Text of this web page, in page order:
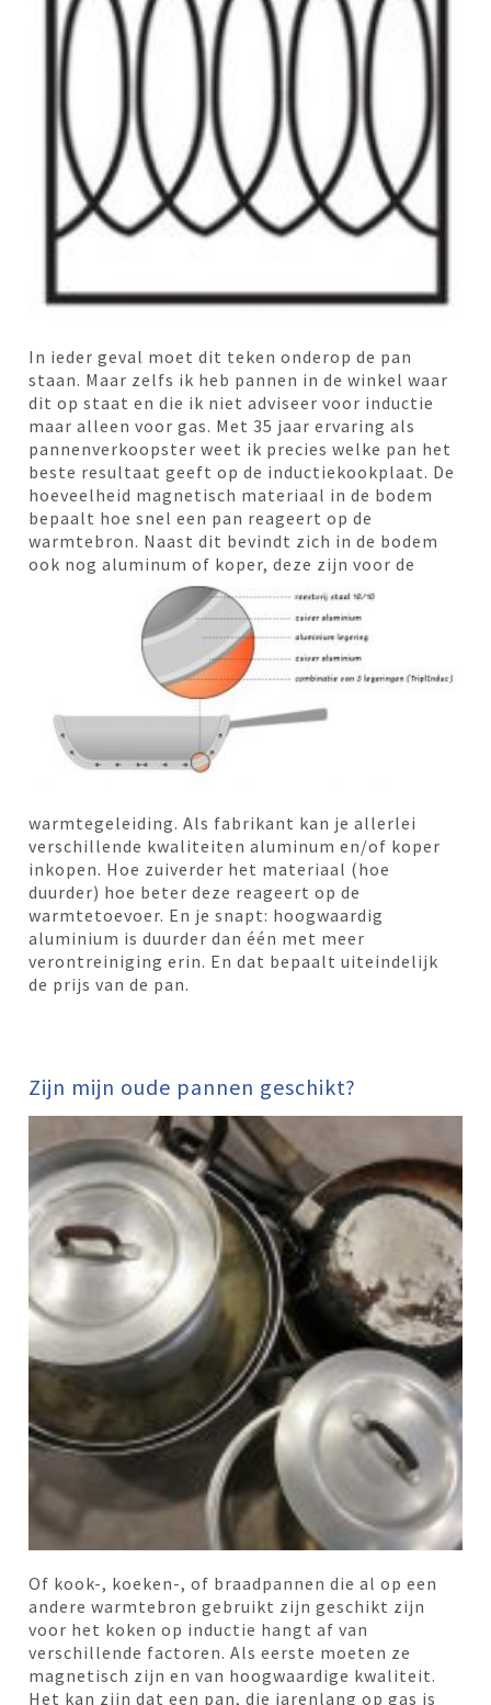
In ieder geval moet dit teken onderop de pan
staan. Maar zelfs ik heb pannen in de winkel waar
dit op staat en die ik niet adviseer voor inductie
maar alleen voor gas. Met 35 jaar ervaring als
pannenverkoopster weet ik precies welke pan het
beste resultaat geeft op de inductiekookplaat. De
hoeveelheid magnetisch materiaal in de bodem
bepaalt hoe snel een pan reageert op de
warmtebron. Naast dit bevindt zich in de bodem
ook nogaluminum of koper, deze zijn voor de
warmtegeleiding. Als fabrikant kan je allerlei
verschillende kwaliteiten aluminum en/of koper
inkopen. Hoe zuiverder het materiaal (hoe
duurder) hoe beter deze reageert op de
warmtetoevoer. En je snapt: hoogwaardig
aluminium is duurder dan één met meer
verontreiniging erin. En dat bepaalt uiteindelijk
de prijs van de pan.
Zijn mijn oude pannen geschikt?
Of kook-, koeken-, of braadpannen die al op een
andere warmtebron gebruikt zijn geschikt zijn
voor het koken op inductie hangt af van
verschillende factoren. Als eerste moeten ze
magnetisch zijn en van hoogwaardige kwaliteit.
Het kan zijn dat een pan, die jarenlang op gas is